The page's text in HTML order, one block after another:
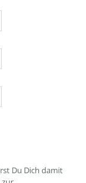
Du Dich damit